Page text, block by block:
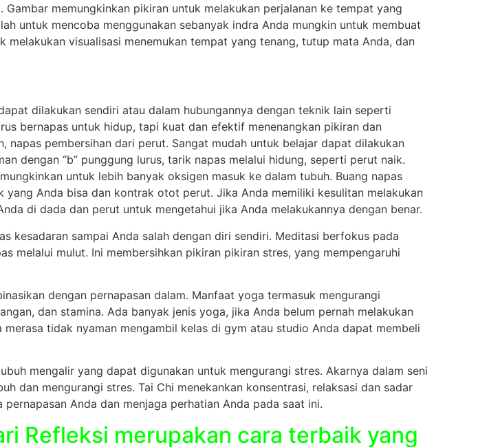
memungkinkan pikiran untuk melakukan perjalanan ke tempat yang
untuk mencoba menggunakan sebanyak indra Anda mungkin untuk membuat
visualisasi menemukan tempat yang tenang, tutup mata Anda, dan
dilakukan sendiri atau dalam hubungannya dengan teknik lain seperti
bernapas untuk hidup, tapi kuat dan efektif menenangkan pikiran dan
napas pembersihan dari perut. Sangat mudah untuk belajar dapat dilakukan
dengan “b” punggung lurus, tarik napas melalui hidung, seperti perut naik.
untuk lebih banyak oksigen masuk ke dalam tubuh. Buang napas
Anda bisa dan kontrak otot perut. Jika Anda memiliki kesulitan melakukan
di dada dan perut untuk mengetahui jika Anda melakukannya dengan benar.
kesadaran sampai Anda salah dengan diri sendiri. Meditasi berfokus pada
melalui mulut. Ini membersihkan pikiran pikiran stres, yang mempengaruhi
dengan pernapasan dalam. Manfaat yoga termasuk mengurangi
dan stamina. Ada banyak jenis yoga, jika Anda belum pernah melakukan
tidak nyaman mengambil kelas di gym atau studio Anda dapat membeli
mengalir yang dapat digunakan untuk mengurangi stres. Akarnya dalam seni
dan mengurangi stres. Tai Chi menekankan konsentrasi, relaksasi dan sadar
Anda dan menjaga perhatian Anda pada saat ini.
Refleksi merupakan cara terbaik yang